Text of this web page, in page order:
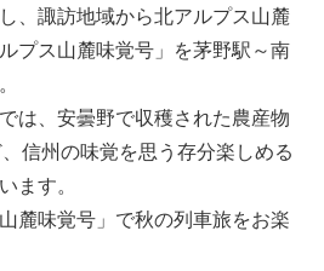
、諏訪地域から北アルプス山麓
プス山麓味覚号」を茅野駅～南
は、安曇野で収穫された農産物
信州の味覚を思う存分楽しめる
ます。
麓味覚号」で秋の列車旅をお楽